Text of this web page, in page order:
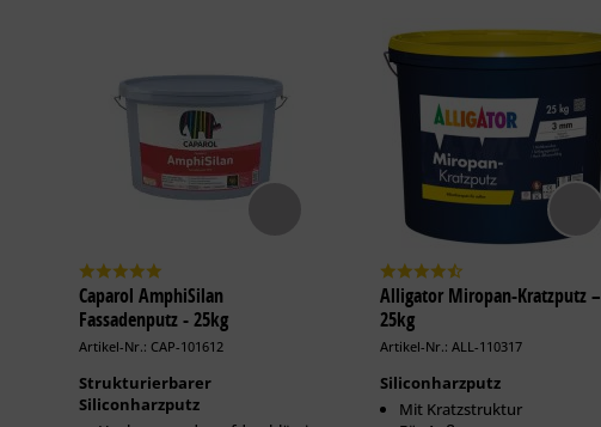
Caparol AmphiSilan
Fassadenputz - 25kg
Artikel-Nr.: CAP-101612
Strukturierbarer
Siliconharzputz
Alligator Miropan-Kratzputz –
25kg
Artikel-Nr.: ALL-110317
Siliconharzputz
Mit Kratzstruktur